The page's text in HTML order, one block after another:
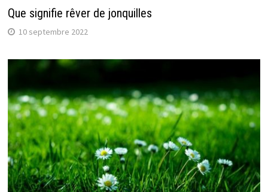
Que signifie rêver de jonquilles
10 septembre 2022